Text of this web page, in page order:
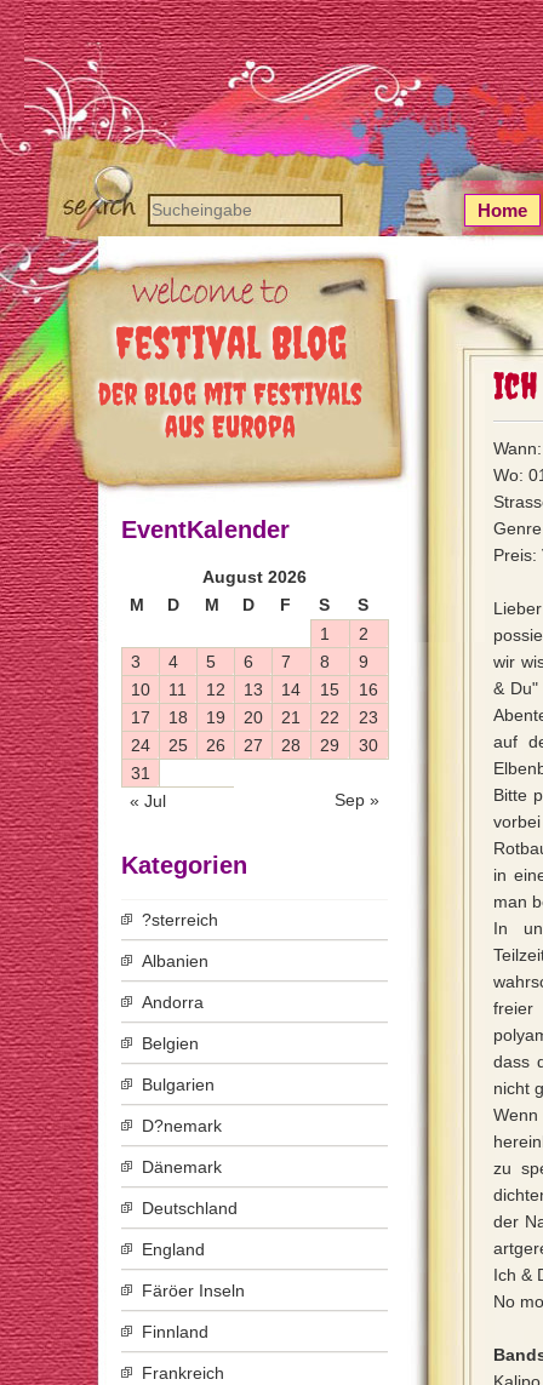
Festival Blog
der Blog mit Festivals
aus Europa
Home
Ich
Wo:
Preis:
wir
& Du"
auf
Bitte
in
man
In
dass
nicht
Wenn
zu
der
Ich &
No
EventKalender
August 2026
M
D M D F S S
« Jul Sep »
1
2
3
4 5 6 7 8
9
10
11 12 13 14 15
16
17
18 19 20 21 22
23
24
25 26 27 28 29
30
31
Kategorien
?sterreich
Albanien
Andorra
Belgien
Bulgarien
D?nemark
Dänemark
Deutschland
England
Färöer Inseln
Finnland
Frankreich